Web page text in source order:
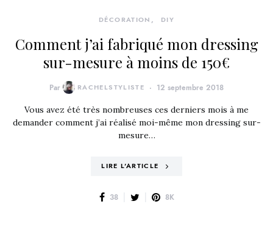
DÉCORATION DIY
Comment j’ai fabriqué mon dressing
sur-mesure à moins de 150€
Par RACHELSTYLISTE 12 septembre 2018
Vous avez été très nombreuses ces derniers mois à me
demander comment j’ai réalisé moi-même mon dressing sur-
mesure…
LIRE L'ARTICLE
38 8K